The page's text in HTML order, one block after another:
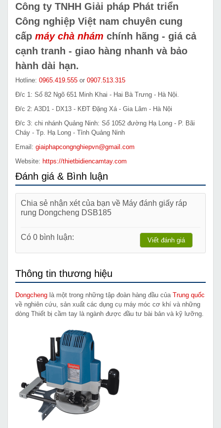
Công ty TNHH Giải pháp Phát triển
Công nghiệp Việt nam chuyên cung
cấp máy chà nhám chính hãng - giá cả
cạnh tranh - giao hàng nhanh và bảo
hành dài hạn.
Hotline: 0965.419.555 or 0907.513.315
Đ/c 1: Số 82 Ngõ 651 Minh Khai - Hai Bà Trưng - Hà Nội.
Đ/c 2: A3D1 - DX13 - KĐT Đặng Xá - Gia Lâm - Hà Nội
Đ/c 3: chi nhánh Quảng Ninh: Số 1052 đường Hạ Long - P. Bãi
Cháy - Tp. Hạ Long - Tỉnh Quảng Ninh
Email: giaiphapcongnghiepvn@gmail.com
Website: https://thietbidiencamtay.com
Đánh giá & Bình luận
Chia sẻ nhận xét của bạn về Máy đánh giấy ráp
rung Dongcheng DSB185
Có 0 bình luận: Viết đánh giá
Thông tin thương hiệu
Dongcheng là một trong những tập đoàn hàng đầu của Trung quốc
về nghiên cứu, sản xuất các dụng cụ máy móc cơ khí và những
dòng Thiết bị cầm tay là ngành được đầu tư bài bản và kỹ lưỡng.